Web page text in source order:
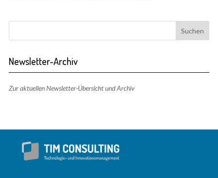
Newsletter-Archiv
Zur aktuellen Newsletter-Übersicht und Archiv